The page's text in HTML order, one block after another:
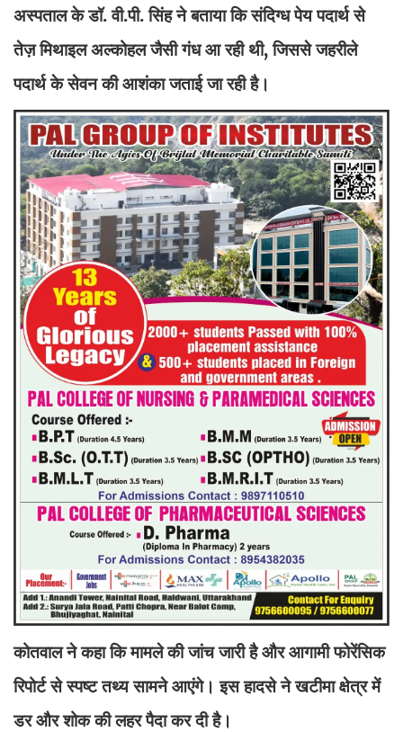
अस्पताल के डॉ. वी.पी. सिंह ने बताया कि संदिग्ध पेय पदार्थ से
तेज़ मिथाइल अल्कोहल जैसी गंध आ रही थी, जिससे जहरीले
पदार्थ के सेवन की आशंका जताई जा रही है।
कोतवाल ने कहा कि मामले की जांच जारी है और आगामी फोरेंसिक
रिपोर्ट से स्पष्ट तथ्य सामने आएंगे। इस हादसे ने खटीमा क्षेत्र में
डर और शोक की लहर पैदा कर दी है।